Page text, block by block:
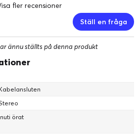
fler recensioner
Ställ en fråga
ännu ställts på denna produkt
örat